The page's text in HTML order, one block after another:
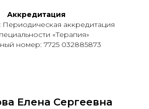
Аккредитация
Периодическая аккредитация
«Терапия»
номер: 7725 032885873
Елена Сергеевна